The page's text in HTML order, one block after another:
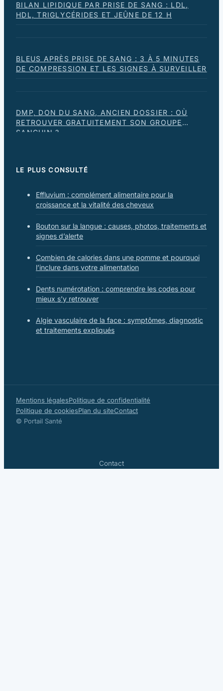
BILAN LIPIDIQUE PAR PRISE DE SANG : LDL,
HDL, TRIGLYCÉRIDES ET JEÛNE DE 12 H
BLEUS APRÈS PRISE DE SANG : 3 À 5 MINUTES
DE COMPRESSION ET LES SIGNES À SURVEILLER
DMP, DON DU SANG, ANCIEN DOSSIER : OÙ
RETROUVER GRATUITEMENT SON GROUPE
SANGUIN ?
LE PLUS CONSULTÉ
Effluvium : complément alimentaire pour la
croissance et la vitalité des cheveux
Bouton sur la langue : causes, photos, traitements et
signes d’alerte
Combien de calories dans une pomme et pourquoi
l’inclure dans votre alimentation
Dents numérotation : comprendre les codes pour
mieux s’y retrouver
Algie vasculaire de la face : symptômes, diagnostic
et traitements expliqués
Mentions légalesPolitique de confidentialité
Politique de cookiesPlan du siteContact
© Portail Santé
Contact